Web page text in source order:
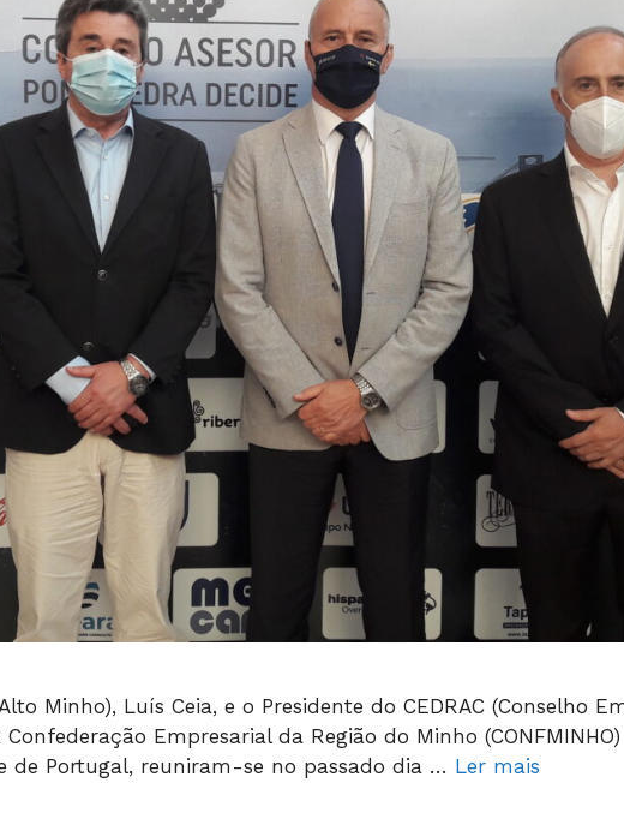
Minho), Luís Ceia, e o Presidente do CEDRAC (Conselho
Empresarial da Região do Minho
de Portugal, reuniram-se no passado dia … Ler mais